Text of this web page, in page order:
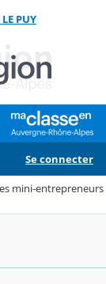
PUY
Se connecter
mini-entrepreneurs